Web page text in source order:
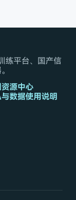
练平台、国产信
资源中心
数据使用说明